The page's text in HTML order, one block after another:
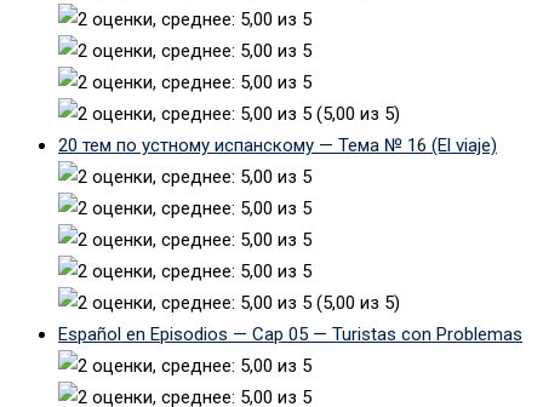
(5,00 из 5)
20 тем по устному испанскому — Тема № 16 (El viaje)
(5,00 из 5)
Español en Episodios — Cap 05 — Turistas con Problemas